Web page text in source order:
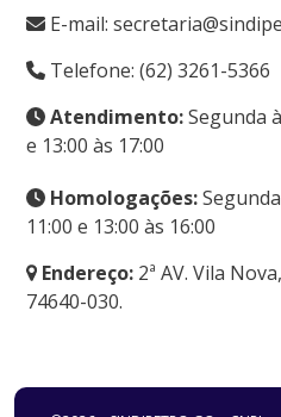
E-mail:
Telefone: (62) 3261-5366
Atendimento:Segunda
e 13:00 às 17:00
Homologações:
11:00 e 13:00 às 16:00
Endereço: 2ª AV. Vila
74640-030.